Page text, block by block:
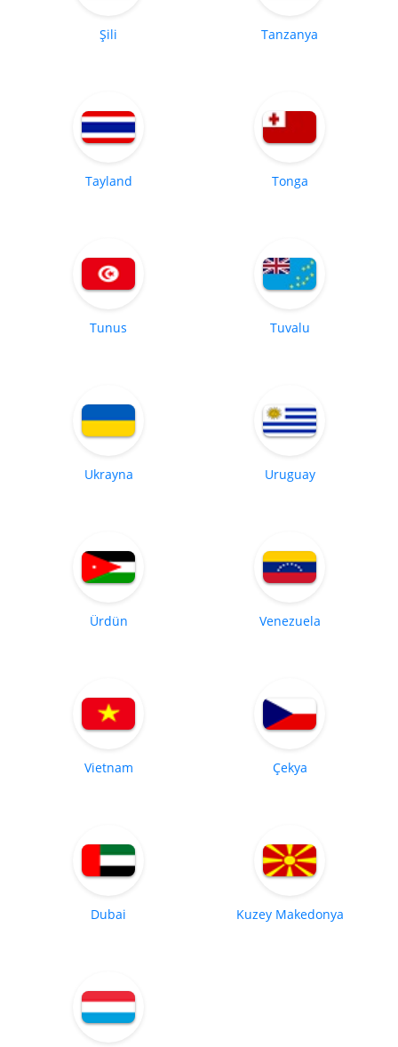
Şili Tanzanya
Tayland Tonga
Tunus Tuvalu
Ukrayna Uruguay
Ürdün Venezuela
Vietnam Çekya
Dubai Kuzey Makedonya